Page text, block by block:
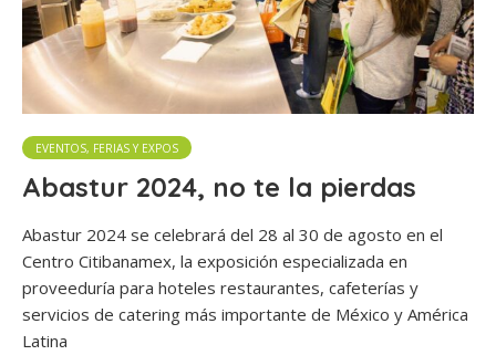
EVENTOS, FERIAS Y EXPOS
Abastur 2024, no te la pierdas
Abastur 2024 se celebrará del 28 al 30 de agosto en el
Centro Citibanamex, la exposición especializada en
proveeduría para hoteles restaurantes, cafeterías y
servicios de catering más importante de México y América
Latina